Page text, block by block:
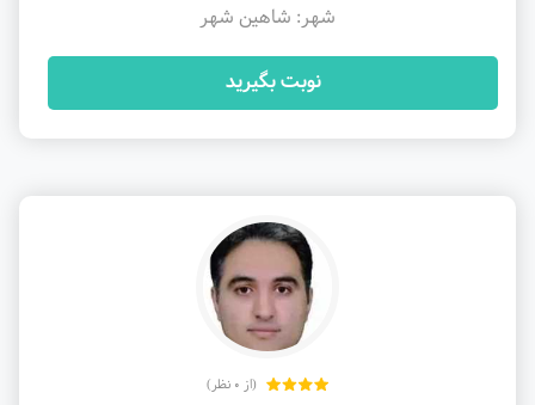
شهر: شاهین شهر
نوبت بگیرید
(از 0 نظر)